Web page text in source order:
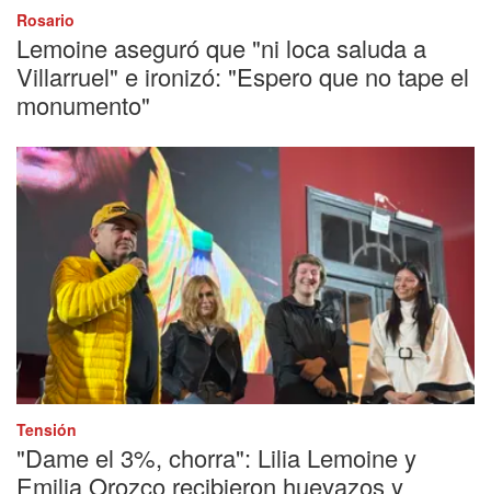
Rosario
Lemoine aseguró que "ni loca saluda a
Villarruel" e ironizó: "Espero que no tape el
monumento"
Tensión
"Dame el 3%, chorra": Lilia Lemoine y
Emilia Orozco recibieron huevazos y